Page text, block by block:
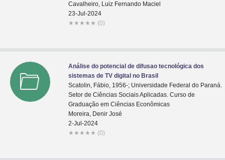
Cavalheiro, Luiz Fernando Maciel
23-Jul-2024
★ ★ ★ ★ ★ (0)
Análise do potencial de difusao tecnológica dos
sistemas de TV digital no Brasil
Scatolin, Fábio, 1956-; Universidade Federal do Paraná.
Setor de Ciências Sociais Aplicadas. Curso de
Graduação em Ciências Econômicas
Moreira, Denir José
2-Jul-2024
★ ★ ★ ★ ★ (0)